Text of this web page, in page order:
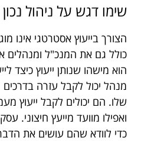
שימו דגש על ניהול נכון
הצורך בייעוץ אסטרטגי אינו
כולל גם את המנכ"ל ומנהלים
הוא מישהו שנותן ייעוץ כיצד
מנהל יכול לקבל עזרה
שלו. הם יכולים לקבל ייעוץ
ואפילו מוועד מייעץ חיצוני.
כדי לוודא שהם עושים את